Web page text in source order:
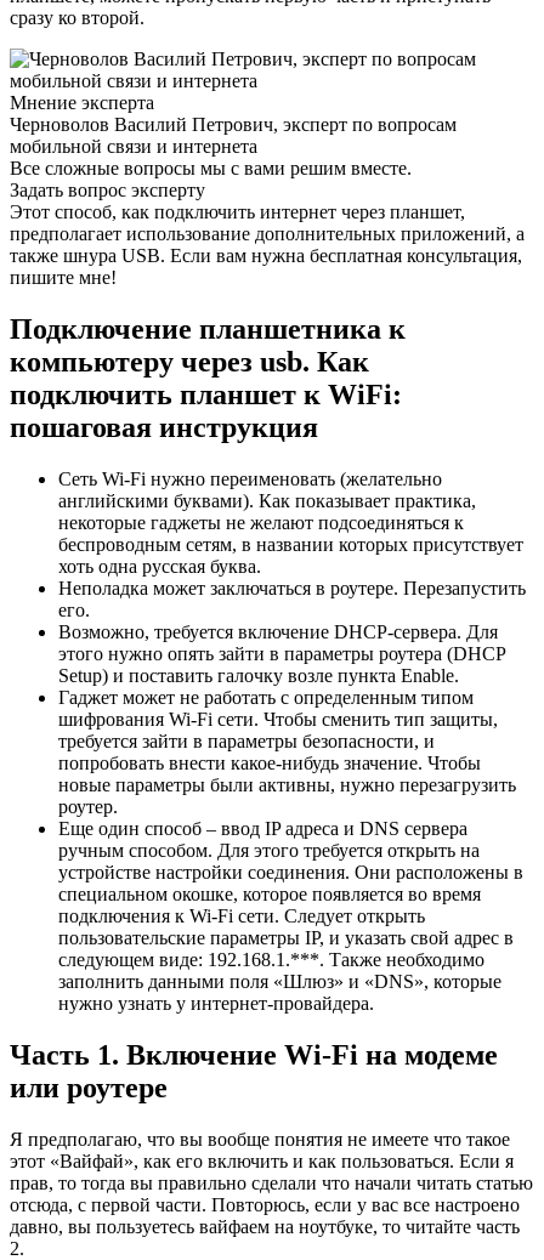
сразу ко второй.
Мнение эксперта
Черноволов Василий Петрович, эксперт по вопросам
мобильной связи и интернета
Все сложные вопросы мы с вами решим вместе.
Задать вопрос эксперту
Этот способ, как подключить интернет через планшет,
предполагает использование дополнительных приложений, а
также шнура USB. Если вам нужна бесплатная консультация,
пишите мне!
Подключение планшетника к
компьютеру через usb. Как
подключить планшет к WiFi:
пошаговая инструкция
Сеть Wi-Fi нужно переименовать (желательно
английскими буквами). Как показывает практика,
некоторые гаджеты не желают подсоединяться к
беспроводным сетям, в названии которых присутствует
хоть одна русская буква.
Неполадка может заключаться в роутере. Перезапустить
его.
Возможно, требуется включение DHCP-сервера. Для
этого нужно опять зайти в параметры роутера (DHCP
Setup) и поставить галочку возле пункта Enable.
Гаджет может не работать с определенным типом
шифрования Wi-Fi сети. Чтобы сменить тип защиты,
требуется зайти в параметры безопасности, и
попробовать внести какое-нибудь значение. Чтобы
новые параметры были активны, нужно перезагрузить
роутер.
Еще один способ – ввод IP адреса и DNS сервера
ручным способом. Для этого требуется открыть на
устройстве настройки соединения. Они расположены в
специальном окошке, которое появляется во время
подключения к Wi-Fi сети. Следует открыть
пользовательские параметры IP, и указать свой адрес в
следующем виде: 192.168.1.***. Также необходимо
заполнить данными поля «Шлюз» и «DNS», которые
нужно узнать у интернет-провайдера.
Часть 1. Включение Wi-Fi на модеме
или роутере
Я предполагаю, что вы вообще понятия не имеете что такое
этот «Вайфай», как его включить и как пользоваться. Если я
прав, то тогда вы правильно сделали что начали читать статью
отсюда, с первой части. Повторюсь, если у вас все настроено
давно, вы пользуетесь вайфаем на ноутбуке, то читайте часть
2.